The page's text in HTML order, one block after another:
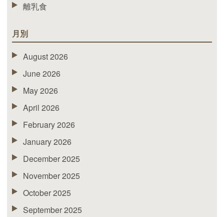
離乳食
月別
August 2026
June 2026
May 2026
April 2026
February 2026
January 2026
December 2025
November 2025
October 2025
September 2025